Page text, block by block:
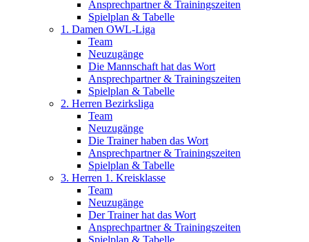
Ansprechpartner & Trainingszeiten
Spielplan & Tabelle
1. Damen OWL-Liga
Team
Neuzugänge
Die Mannschaft hat das Wort
Ansprechpartner & Trainingszeiten
Spielplan & Tabelle
2. Herren Bezirksliga
Team
Neuzugänge
Die Trainer haben das Wort
Ansprechpartner & Trainingszeiten
Spielplan & Tabelle
3. Herren 1. Kreisklasse
Team
Neuzugänge
Der Trainer hat das Wort
Ansprechpartner & Trainingszeiten
Spielplan & Tabelle